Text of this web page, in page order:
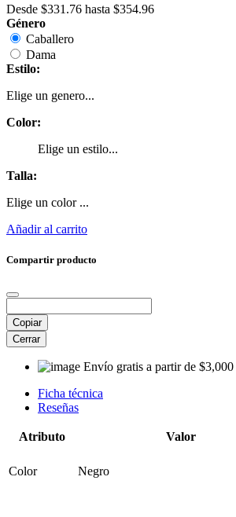
Desde $331.76 hasta $354.96
Género
Caballero
Dama
Estilo:
Elige un genero...
Color:
Elige un estilo...
Talla:
Elige un color ...
Añadir al carrito
Compartir producto
Copiar
Cerrar
Envío gratis a partir de $3,000
Ficha técnica
Reseñas
Atributo Valor
Color Negro